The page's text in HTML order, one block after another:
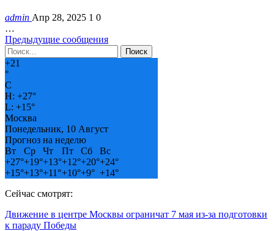
admin Апр 28, 2025 1 0
…
Предыдущие сообщения
+21
°
C
H: +27°
L: +15°
Москва
Понедельник, 10 Август
Прогноз на неделю
Вт
Ср Чт Пт Сб
Вс
+27°+19°+13°+12°+20°+24°
+15°+13°+11°+10°+9° +14°
Сейчас смотрят:
Движение в центре Москвы ограничат 7 мая из-за подготовки
к параду Победы